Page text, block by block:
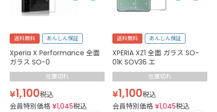
送料無料 あんしん保証
Xperia X Performance 全面
ガラス SO-0
在庫切れ
¥1,100税込
会員特別価格 ¥1,045税込
送料無料 あんしん保証
XPERIA XZ1 全面 ガラス SO-
01K SOV36 エ
在庫切れ
¥1,100税込
会員特別価格 ¥1,045税込